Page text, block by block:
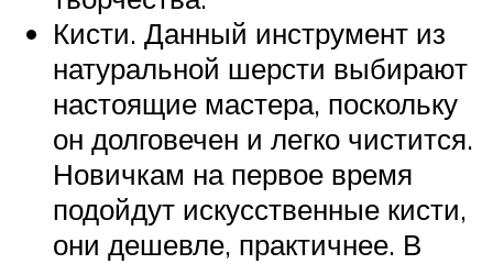
Кисти. Данный инструмент из
натуральной шерсти выбирают
настоящие мастера, поскольку
он долговечен и легко чистится.
Новичкам на первое время
подойдут искусственные кисти,
они дешевле, практичнее. В